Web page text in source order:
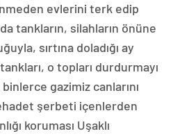
evlerini terk edip
tankların, silahların önüne
sırtına doladığı ay
tankları, o topları durdurmayı
gazimiz canlarını
şerbeti içenlerden
koruması Uşaklı